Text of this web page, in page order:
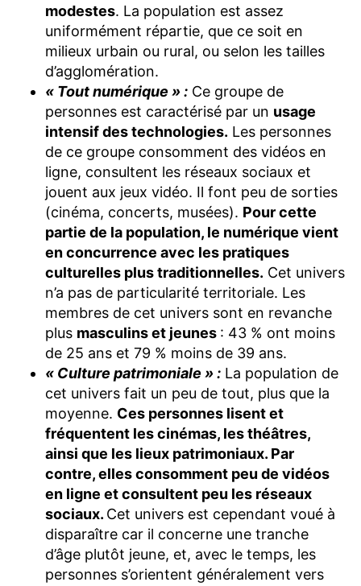
modestes. La population est assez
uniformément répartie, que ce soit en
milieux urbain ou rural, ou selon les tailles
d’agglomération.
« Tout numérique » : Ce groupe de
personnes est caractérisé par un usage
intensif des technologies. Les personnes
de ce groupe consomment des vidéos en
ligne, consultent les réseaux sociaux et
jouent aux jeux vidéo. Il font peu de sorties
(cinéma, concerts, musées). Pour cette
partie de la population, le numérique vient
en concurrence avec les pratiques
culturelles plus traditionnelles. Cet univers
n’a pas de particularité territoriale. Les
membres de cet univers sont en revanche
plus masculins et jeunes : 43 % ont moins
de 25 ans et 79 % moins de 39 ans.
« Culture patrimoniale » : La population de
cet univers fait un peu de tout, plus que la
moyenne. Ces personnes lisent et
fréquentent les cinémas, les théâtres,
ainsi que les lieux patrimoniaux. Par
contre, elles consomment peu de vidéos
en ligne et consultent peu les réseaux
sociaux. Cet univers est cependant voué à
disparaître car il concerne une tranche
d’âge plutôt jeune, et, avec le temps, les
personnes s’orientent généralement vers